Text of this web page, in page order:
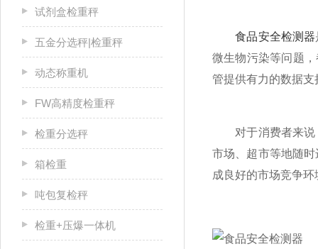
试剂盒检重秤
五金分选秤|检重秤
动态称重机
FW高精度检重秤
检重分选秤
箱检重
吨包复检秤
检重+压爆一体机
食品安全检测器
微生物污染等问题
管提供有力的数据支
对于消费者来说，
市场、超市等地随
成良好的市场竞争环